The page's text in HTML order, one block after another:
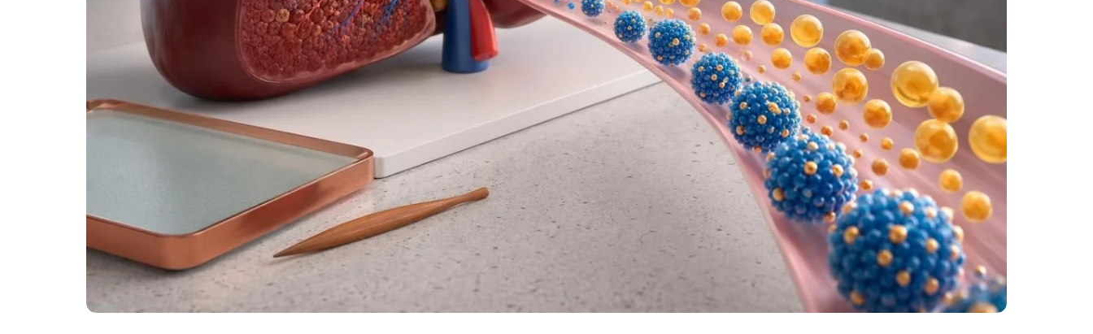
Čeština
ქართული
Русский
Lietuvių kalba
Magyar
Shqip
বাংলা
اردو
मराठी